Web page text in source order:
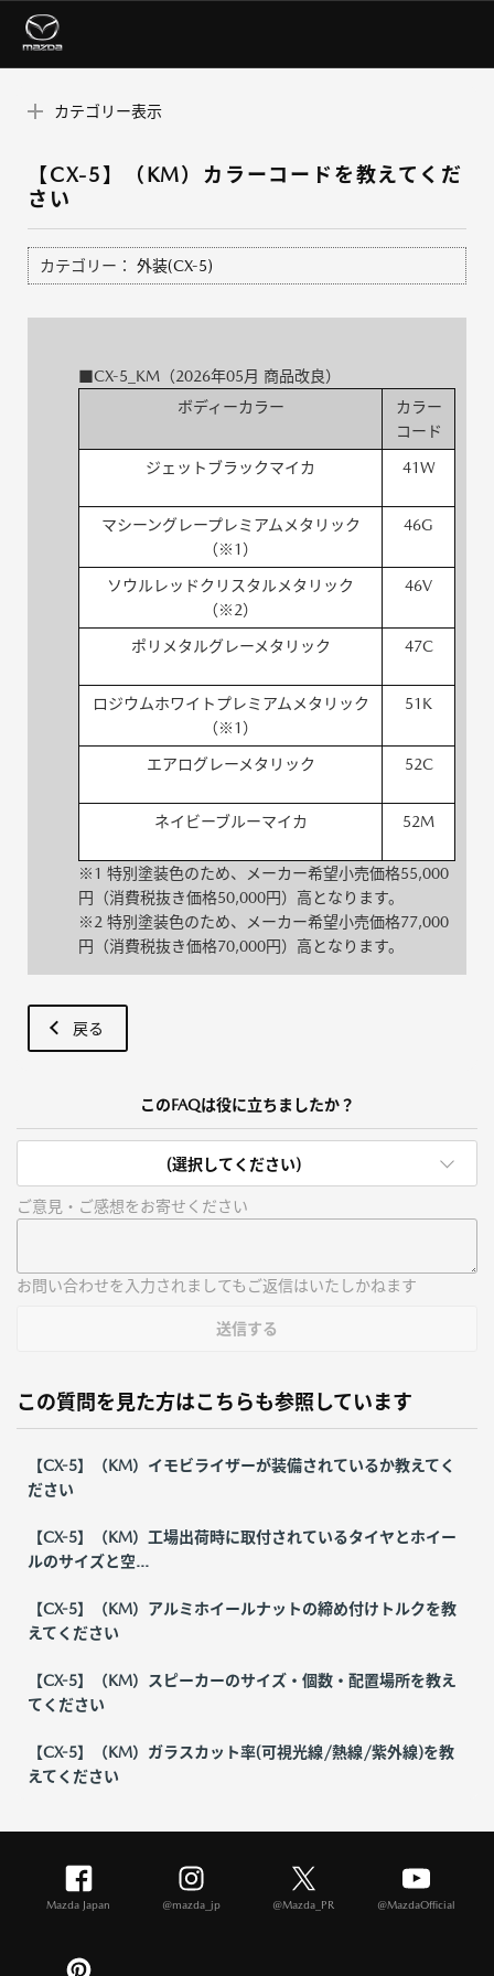
カテゴリー表示
【CX-5】（KM）カラーコードを教えてくだ
さい
カテゴリー： 外装(CX-5)
■CX-5_KM（2026年05月 商品改良）
ボディーカラー
カラー
コード
ジェットブラックマイカ 41W
マシーングレープレミアムメタリック
（※1）
46G
ソウルレッドクリスタルメタリック
（※2）
46V
ポリメタルグレーメタリック 47C
ロジウムホワイトプレミアムメタリック
（※1）
51K
エアログレーメタリック 52C
ネイビーブルーマイカ 52M
※1 特別塗装色のため、メーカー希望小売価格55,000
円（消費税抜き価格50,000円）高となります。
※2 特別塗装色のため、メーカー希望小売価格77,000
円（消費税抜き価格70,000円）高となります。
戻る
このFAQは役に立ちましたか？
(選択してください)
ご意見・ご感想をお寄せください
お問い合わせを入力されましてもご返信はいたしかねます
送信する
この質問を見た方はこちらも参照しています
【CX-5】（KM）イモビライザーが装備されているか教えてく
ださい
【CX-5】（KM）工場出荷時に取付されているタイヤとホイー
ルのサイズと空...
【CX-5】（KM）アルミホイールナットの締め付けトルクを教
えてください
【CX-5】（KM）スピーカーのサイズ・個数・配置場所を教え
てください
【CX-5】（KM）ガラスカット率(可視光線/熱線/紫外線)を教
えてください
Mazda Japan @mazda_jp @Mazda_PR @MazdaOfficial